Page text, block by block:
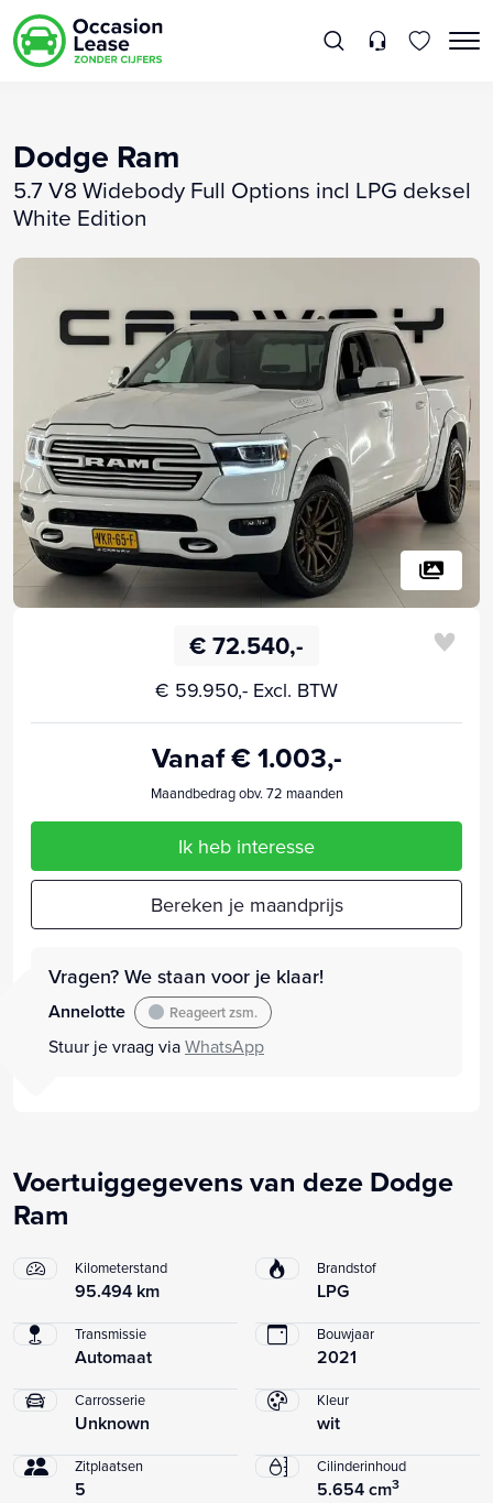
Dodge Ram
5.7 V8 Widebody Full Options incl LPG deksel
White Edition
€ 72.540,-
€ 59.950,- Excl. BTW
Vanaf € 1.003,-
Maandbedrag obv. 72 maanden
Ik heb interesse
Bereken je maandprijs
Vragen? We staan voor je klaar!
Annelotte Reageert zsm.
Stuur je vraag viaWhatsApp
Voertuiggegevens van deze Dodge
Ram
Kilometerstand
95.494 km
Brandstof
LPG
Transmissie
Automaat
Bouwjaar
2021
Carrosserie
Unknown
Kleur
wit
Zitplaatsen
5
Cilinderinhoud
5.654 cm3